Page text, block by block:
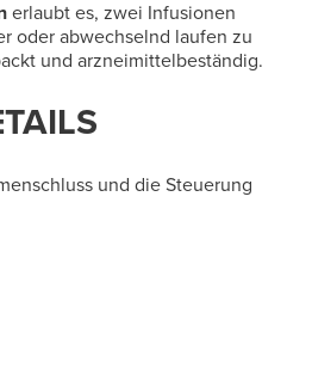
erlaubt es, zwei Infusionen
oder abwechselnd laufen zu
und arzneimittelbeständig.
und die Steuerung